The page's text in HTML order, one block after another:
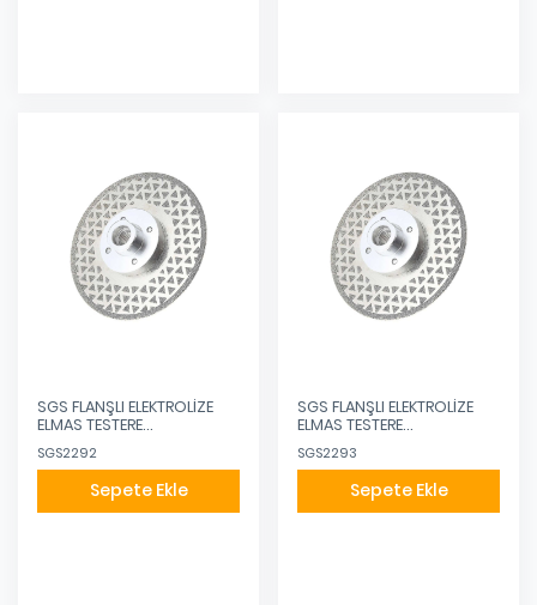
SGS FLANŞLI ELEKTROLİZE
ELMAS TESTERE
SGS2292
Sepete Ekle
SGS FLANŞLI ELEKTROLİZE
ELMAS TESTERE
SGS2293
Sepete Ekle